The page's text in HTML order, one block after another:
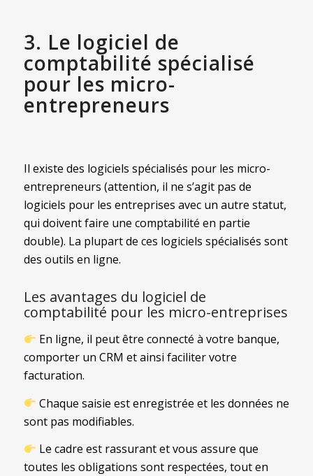
3. Le logiciel de
comptabilité spécialisé
pour les micro-
entrepreneurs
Il existe des logiciels spécialisés pour les micro-
entrepreneurs (attention, il ne s’agit pas de
logiciels pour les entreprises avec un autre statut,
qui doivent faire une comptabilité en partie
double). La plupart de ces logiciels spécialisés sont
des outils en ligne.
Les avantages du logiciel de
comptabilité pour les micro-entreprises
En ligne, il peut être connecté à votre banque,
comporter un CRM et ainsi faciliter votre
facturation.
Chaque saisie est enregistrée et les données ne
sont pas modifiables.
Le cadre est rassurant et vous assure que
toutes les obligations sont respectées, tout en